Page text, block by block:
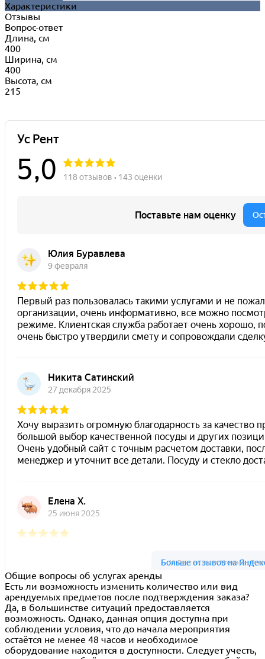
Характеристики
Отзывы
Вопрос-ответ
Длина, см
400
Ширина, см
400
Высота, см
215
Ус Рент на карте Москвы —
Общие вопросы об услугах аренды
Есть ли возможность изменить количество или вид
арендуемых предметов после подтверждения заказа?
Да, в большинстве ситуаций предоставляется
возможность. Однако, данная опция доступна при
соблюдении условия, что до начала мероприятия
остаётся не менее 48 часов и необходимое
оборудование находится в доступности. Следует учесть,